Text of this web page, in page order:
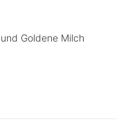
Goldene Milch